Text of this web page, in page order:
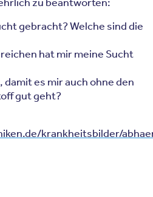
gebracht? Welche sind die
hat mir meine Sucht
damit es mir auch ohne den
gut geht?
krankheitsbilder/